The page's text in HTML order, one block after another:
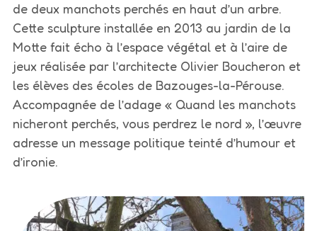
de deux manchots perchés en haut d’un arbre.
Cette sculpture installée en 2013 au jardin de la
Motte fait écho à l’espace végétal et à l’aire de
jeux réalisée par l’architecte Olivier Boucheron et
les élèves des écoles de Bazouges-la-Pérouse.
Accompagnée de l’adage « Quand les manchots
nicheront perchés, vous perdrez le nord », l’œuvre
adresse un message politique teinté d’humour et
d’ironie.